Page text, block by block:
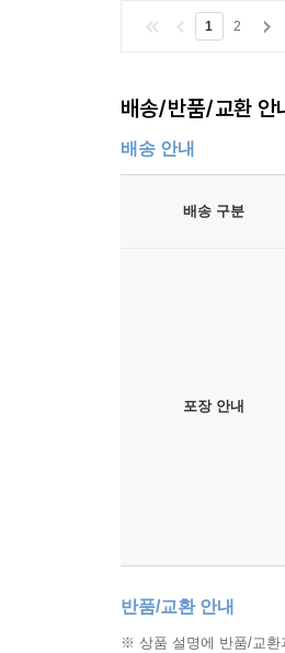
도로 1 341만 원으로
사례에서 배우는 실
제5장 따라 하면 무조
이사비는 의무가 아니
두고 간 물건은 함부로
인터넷우체국에서 내
허위 유치권을 가려
에필로그 기회는 바
부록 1 꼭 알아야 하
부록 2 부동산 투자
1 2
배송/반품/교환 안
배송 안내
배송 구분
포장 안내
반품/교환 안내
※ 상품 설명에 반품/교환